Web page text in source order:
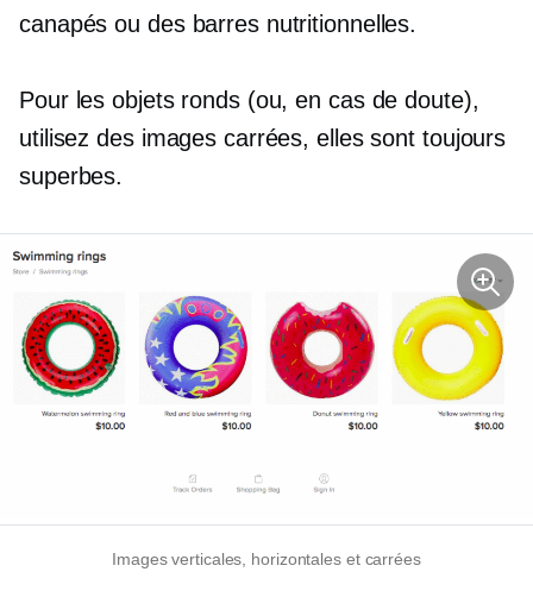
canapés ou des barres nutritionnelles.
Pour les objets ronds (ou, en cas de doute),
utilisez des images carrées, elles sont toujours
superbes.
Images verticales, horizontales et carrées